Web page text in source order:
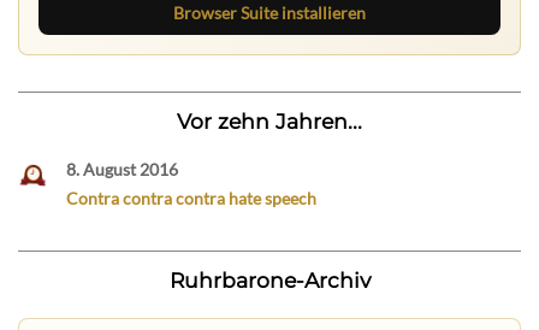
Browser Suite installieren
Vor zehn Jahren...
8. August 2016
Contra contra contra hate speech
Ruhrbarone-Archiv